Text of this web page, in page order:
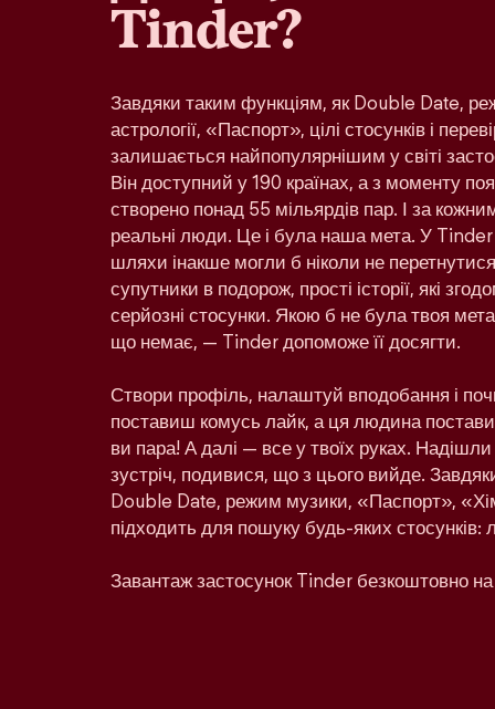
Tinder?
Завдяки таким функціям, як Double Date,
астрології, «Паспорт», цілі стосунків і
залишається найпопулярнішим у світі
Він доступний у 190 країнах, а з моменту
створено понад 55 мільярдів пар. І за
реальні люди. Це і була наша мета. У
шляхи інакше могли б ніколи не
супутники в подорож, прості історії, які
серйозні стосунки. Якою б не була твоя мета
що немає, — Tinder допоможе її досягти.
Створи профіль, налаштуй вподобання і
поставиш комусь лайк, а ця людина
ви пара! А далі — все у твоїх руках.
зустріч, подивися, що з цього вийде.
Double Date, режим музики, «Паспорт»,
підходить для пошуку будь-яких стосунків:
Завантаж застосунок Tinder безкоштовно